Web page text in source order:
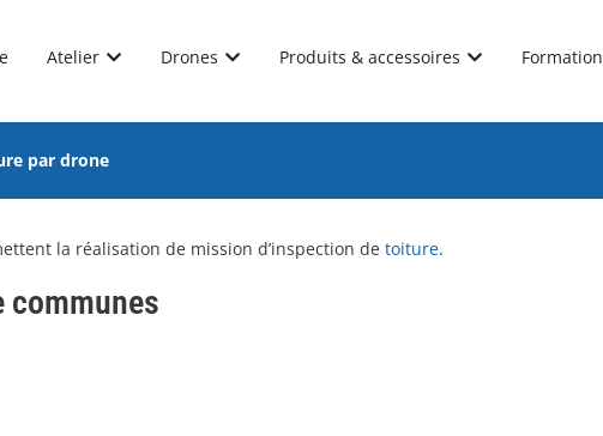
Atelier Drones Produits & accessoires
par drone
la réalisation de mission d’inspection de toiture.
communes